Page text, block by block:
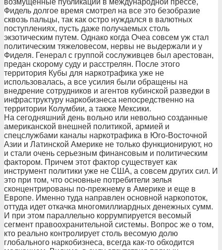
возмущенные публикации в международной прессе,
Фидель долгое время смотрел на все это безобразие
сквозь пальцы, так как остро нуждался в валютных
поступлениях, пусть даже получаемых столь
экзотическим путем. Однако когда Очеа совсем уж стал
политическим тяжеловесом, нервы не выдержали и у
Фиделя. Генерал с группой сослуживцев был арестован,
предан скорому суду и расстрелян. После этого
территория Кубы для наркотрафика уже не
использовалась, а все усилия были обращены на
внедрение сотрудников и агентов кубинской разведки в
инфраструктуру наркобизнеса непосредственно на
территории Колумбии, а также Мексики.
На сегодняшний день вольно или невольно созданные
американской внешней политикой, армией и
спецслужбами каналы наркотрафика в Юго-Восточной
Азии и Латинской Америке не только функционируют, но
и стали очень серьезным финансовым и политическим
фактором. Причем этот фактор существует как
инструмент политики уже не США, а совсем других сил. И
это при том, что основные потребители зелья
сконцентрированы по-прежнему в Америке и еще в
Европе. Именно туда направлен основной наркопоток,
оттуда идет откачка многомиллиардных денежных сумм.
И при этом параллельно коррумпируется весомый
сегмент правоохранительной системы. Вопрос же о том,
кто реально контролирует столь весомую долю
глобального наркобизнеса, всегда как-то обходится